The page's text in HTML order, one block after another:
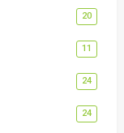
20
11
24
24